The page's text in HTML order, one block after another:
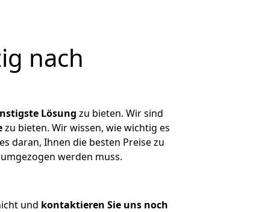
nach
Lösung zu bieten. Wir sind
zu bieten. Wir wissen, wie wichtig es
daran, Ihnen die besten Preise zu
werden muss.
und kontaktieren Sie uns noch